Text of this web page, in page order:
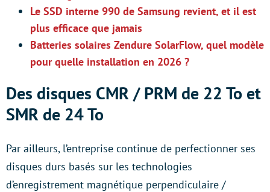
Le SSD interne 990 de Samsung revient, et il est
plus efficace que jamais
Batteries solaires Zendure SolarFlow, quel modèle
pour quelle installation en 2026 ?
Des disques CMR / PRM de 22 To et
SMR de 24 To
Par ailleurs, l’entreprise continue de perfectionner ses
disques durs basés sur les technologies
d’enregistrement magnétique perpendiculaire /